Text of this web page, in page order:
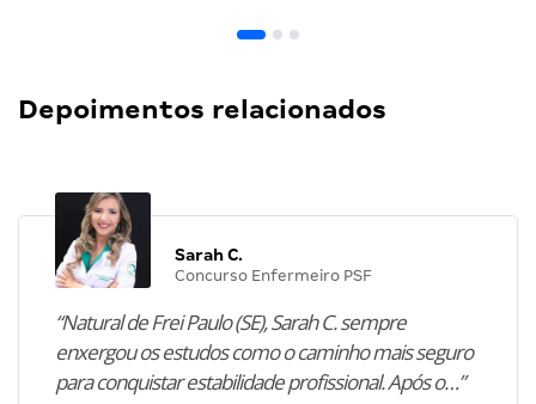
Depoimentos relacionados
Sarah C.
Concurso Enfermeiro PSF
“Natural de Frei Paulo (SE), Sarah C. sempre
enxergou os estudos como o caminho mais seguro
para conquistar estabilidade profissional. Após o…”